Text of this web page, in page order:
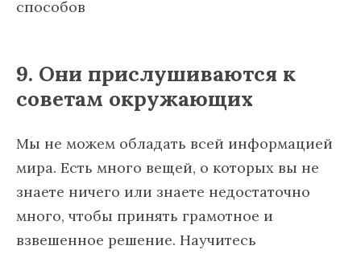
9. Они прислушиваются к
советам окружающих
Мы не можем обладать всей информацией
мира. Есть много вещей, о которых вы не
знаете ничего или знаете недостаточно
много, чтобы принять грамотное и
взвешенное решение. Научитесь